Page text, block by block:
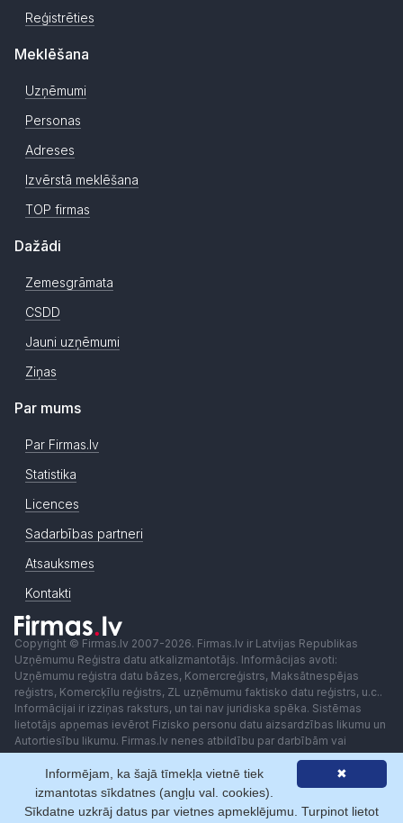
Reģistrēties
Meklēšana
Uzņēmumi
Personas
Adreses
Izvērstā meklēšana
TOP firmas
Dažādi
Zemesgrāmata
CSDD
Jauni uzņēmumi
Ziņas
Par mums
Par Firmas.lv
Statistika
Licences
Sadarbības partneri
Atsauksmes
Kontakti
Copyright © Firmas.lv 2007-2026. Firmas.lv ir Latvijas Republikas
Uzņēmumu Reģistra datu atkalizmantotājs. Informācijas avoti:
Uzņēmumu reģistra datu bāzes, Komercreģistrs, Maksātnespējas
reģistrs, Komercķīlu reģistrs, ZL uzņēmumu faktisko datu reģistrs, u.c..
Informācijai ir izziņas raksturs, un tai nav juridiska spēka. Sistēmas
lietotājs apņemas ievērot Fizisko personu datu aizsardzības likumu un
Autortiesību likumu. Firmas.lv nenes atbildību par darbībām vai
lēmumiem, kas balstīti uz saņemto pakalpojumu. Lietotājam aizliegts
izmantot jebkādas automatizētas sistēmas vai iekārtas (robotus)
piekļuvei sistēmai bez rakstiskas saskaņošanas ar Firmas.lv. Galvenā
redaktore: Ingūna Pempere.
✖
Informējam, ka šajā tīmekļa vietnē tiek
izmantotas sīkdatnes (angļu val. cookies).
Sīkdatne uzkrāj datus par vietnes apmeklējumu. Turpinot lietot